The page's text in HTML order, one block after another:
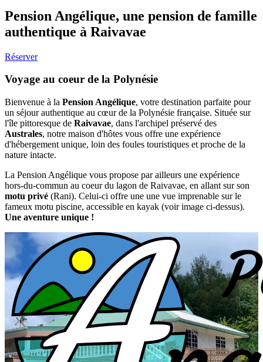
Pension Angélique, une pension de famille
authentique à Raivavae
Réserver
Voyage au coeur de la Polynésie
Bienvenue à la Pension Angélique, votre destination parfaite pour
un séjour authentique au cœur de la Polynésie française. Située sur
l'île pittoresque de Raivavae, dans l'archipel préservé des
Australes, notre maison d'hôtes vous offre une expérience
d'hébergement unique, loin des foules touristiques et proche de la
nature intacte.
La Pension Angélique vous propose par ailleurs une expérience
hors-du-commun au coeur du lagon de Raivavae, en allant sur son
motu privé (Rani). Celui-ci offre une une vue imprenable sur le
fameux motu piscine, accessible en kayak (voir image ci-dessus).
Une aventure unique !